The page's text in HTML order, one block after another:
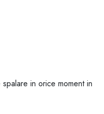
in orice moment in